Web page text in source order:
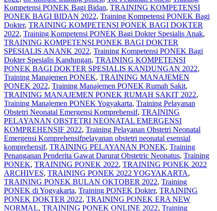
Kompetensi PONEK Bagi Bidan, TRAINING KOMPETENSI
PONEK BAGI BIDAN 2022, Training Kompetensi PONEK Bagi
Dokter, TRAINING KOMPETENSI PONEK BAGI DOKTER
2022, Training Kompetensi PONEK Bagi Dokter Spesialis Anak,
TRAINING KOMPETENSI PONEK BAGI DOKTER
SPESIALIS ANANK 2022, Training Kompetensi PONEK Bagi
Dokter Spesialis Kandungan, TRAINING KOMPETENSI
PONEK BAGI DOKTER SPESIALIS KANDUNGAN 2022,
Training Manajemen PONEK, TRAINING MANAJEMEN
PONEK 2022, Training Manajemen PONEK Rumah Sakit,
TRAINING MANAJEMEN PONEK RUMAH SAKIT 2022,
Training Manajemen PONEK Yogyakarta, Training Pelayanan
Obstetri Neonatal Emergensi Komprehensif, TRAINING
PELAYANAN OBSTETRI NEONATAL EMERGENSI
KOMPREHENSIF 2022, Training Pelayanan Obstetri Neonatal
Emergensi Komprehensifpelayanan obstetri neonatal esensial
komprehensif, TRAINING PELAYANAN PONEK, Training
Penanganan Penderita Gawat Darurat Obstetric Neonatus, Training
PONEK, TRAINING PONEK 2022, TRAINING PONEK 2022
ARCHIVES, TRAINING PONEK 2022 YOGYAKARTA,
TRAINING PONEK BULAN OKTOBER 2022, Training
PONEK di Yogyakarta, Training PONEK Dokter, TRAINING
PONEK DOKTER 2022, TRAINING PONEK ERA NEW
NORMAL, TRAINING PONEK ONLINE 2022, Training